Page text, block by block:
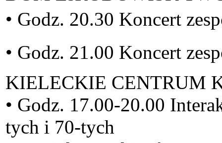
• Godz. 20.30 Koncert
• Godz. 21.00 Koncert
KIELECKIE CENTRUM
• Godz. 17.00-20.00
tych i 70-tych